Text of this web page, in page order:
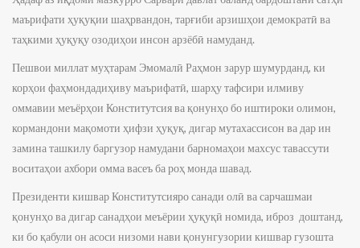
маърифати ҳуқуқии шаҳрвандон, тарғиби арзишҳои демократӣ ва
таҳкими ҳуқуқу озодиҳои инсон арзёбӣ намуданд.
Пешвои миллат муҳтарам Эмомалӣ Раҳмон зарур шумурданд, ки
корҳои фаҳмондадиҳиву маърифатӣ, шарҳу тафсири илмиву
оммавии меъёрҳои Конститутсия ва қонунҳо бо иштироки олимон,
кормандони мақомоти ҳифзи ҳуқуқ, дигар мутахассисон ва дар ин
замина ташкилу баргузор намудани барномаҳои махсус тавассути
воситаҳои ахбори омма васеъ ба роҳ монда шавад.
Президенти кишвар Конститутсияро санади олӣ ва сарчашмаи
қонунҳо ва дигар санадҳои меъёрии ҳуқуқӣ номида, иброз доштанд,
ки бо қабули он асоси низоми нави қонунгузории кишвар гузошта